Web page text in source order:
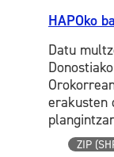
HAPOko
Datu
erakusten
ZIP